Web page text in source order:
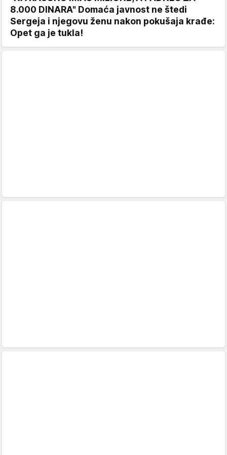
8.000 DINARA" Domaća javnost ne štedi
Sergeja i njegovu ženu nakon pokušaja krađe:
Opet ga je tukla!